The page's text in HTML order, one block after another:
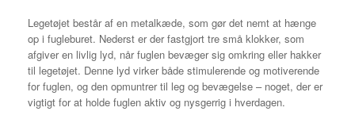
Legetøjet består af en metalkæde, som gør det nemt at hænge
op i fugleburet. Nederst er der fastgjort tre små klokker, som
afgiver en livlig lyd, når fuglen bevæger sig omkring eller hakker
til legetøjet. Denne lyd virker både stimulerende og motiverende
for fuglen, og den opmuntrer til leg og bevægelse – noget, der er
vigtigt for at holde fuglen aktiv og nysgerrig i hverdagen.